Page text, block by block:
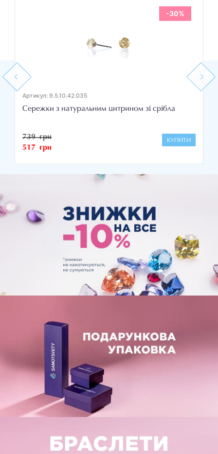
Previous
-30%
Артикул: 9.5.10.42.035
Сережки з натуральним цитрином зі срібла
739 грн
517 грн
КУПИТИ
Next